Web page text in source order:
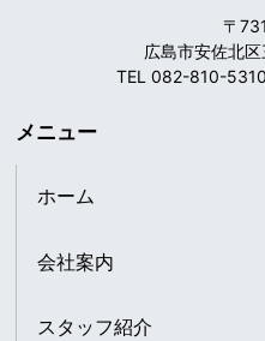
〒
広島市安佐北
TEL 082-810-
メニュー
ホーム
会社案内
スタッフ紹介